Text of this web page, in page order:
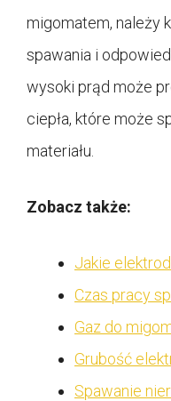
migomatem, należy
spawania i
wysoki prąd może
ciepła, które może
materiału.
Zobacz także:
Jakie
Czas pracy
Gaz do
Grubość
Spawanie